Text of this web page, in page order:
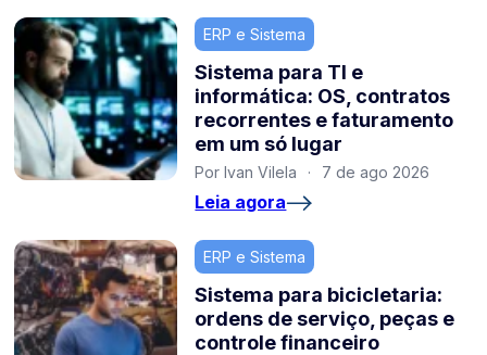
ERP e Sistema
Sistema para TI e
informática: OS, contratos
recorrentes e faturamento
em um só lugar
Por Ivan Vilela · 7 de ago 2026
Leia agora
ERP e Sistema
Sistema para bicicletaria:
ordens de serviço, peças e
controle financeiro